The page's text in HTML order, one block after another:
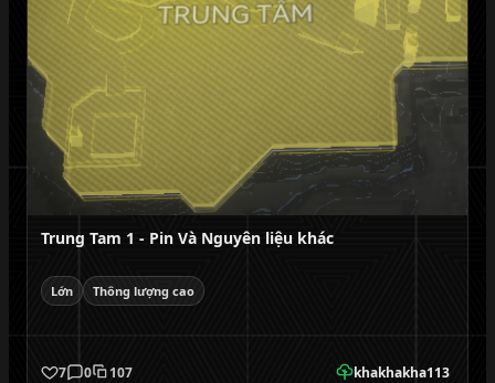
Trung Tam 1 - Pin Và Nguyên liệu khác
Lớn Thông lượng cao
7 0 107 khakhakha113